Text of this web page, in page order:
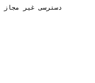
دسترسی غیر مجاز